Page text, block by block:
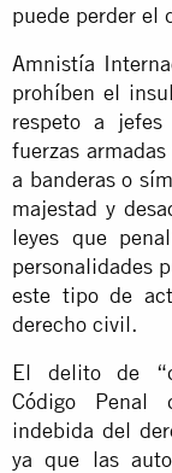
puede perder el
Amnistía
prohíben el
respeto a
fuerzas
a banderas o
majestad y
leyes que
personalidades
este tipo de
derecho civil.
El delito de
Código Penal
indebida del
ya que las